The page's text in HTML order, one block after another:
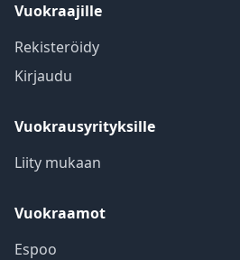
Vuokraajille
Rekisteröidy
Kirjaudu
Vuokrausyrityksille
Liity mukaan
Vuokraamot
Espoo